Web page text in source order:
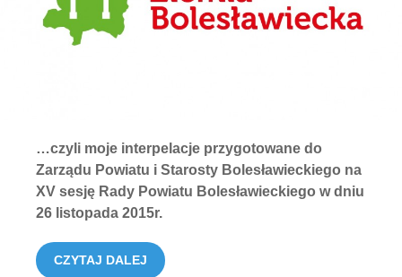
…czyli moje interpelacje przygotowane do
Zarządu Powiatu i Starosty Bolesławieckiego na
XV sesję Rady Powiatu Bolesławieckiego w dniu
26 listopada 2015r.
CZYTAJ DALEJ